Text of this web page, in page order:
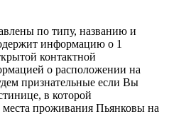
по типу, названию и
информацию о 1
контактной
о расположении на
признательные если Вы
в которой
проживания Пьянковы на